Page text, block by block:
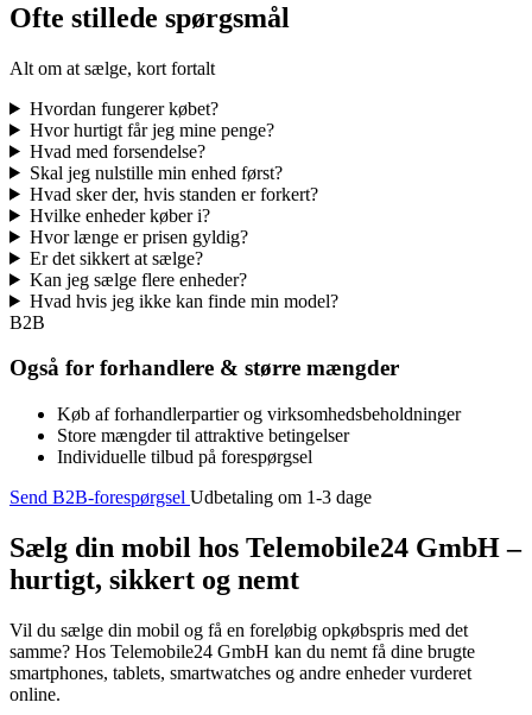
Ofte stillede spørgsmål
Alt om at sælge, kort fortalt
Hvordan fungerer købet?
Hvor hurtigt får jeg mine penge?
Hvad med forsendelse?
Skal jeg nulstille min enhed først?
Hvad sker der, hvis standen er forkert?
Hvilke enheder køber i?
Hvor længe er prisen gyldig?
Er det sikkert at sælge?
Kan jeg sælge flere enheder?
Hvad hvis jeg ikke kan finde min model?
B2B
Også for forhandlere & større mængder
Køb af forhandlerpartier og virksomhedsbeholdninger
Store mængder til attraktive betingelser
Individuelle tilbud på forespørgsel
Send B2B-forespørgsel Udbetaling om 1-3 dage
Sælg din mobil hos Telemobile24 GmbH –
hurtigt, sikkert og nemt
Vil du sælge din mobil og få en foreløbig opkøbspris med det
samme? Hos Telemobile24 GmbH kan du nemt få dine brugte
smartphones, tablets, smartwatches og andre enheder vurderet
online.